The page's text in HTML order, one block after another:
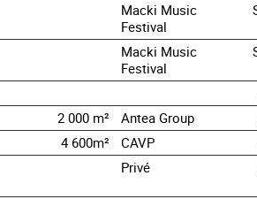
Macki Music
Festival
Macki Music
Festival
2 000 m² Antea Group
4 600m² CAVP
Privé